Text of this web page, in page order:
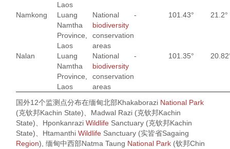
Laos
Namkong
Luang
Namtha
Province,
Laos
National
biodiversity
conservation
areas
- 101.43° 21.2°
Nalan
Luang
Namtha
Province,
Laos
National
biodiversity
conservation
areas
- 101.35°
国外12个监测点分布在缅甸北部Khakaborazi National Park
(克钦邦Kachin State)、Madwal Razi (克钦邦Kachin
State)、Hponkanrazi Wildlife Sanctuary (克钦邦Kachin
State)、Htamanthi Wildlife Sanctuary (实皆省Sagaing
Region), 缅甸中西部Natma Taung National Park (钦邦Chin